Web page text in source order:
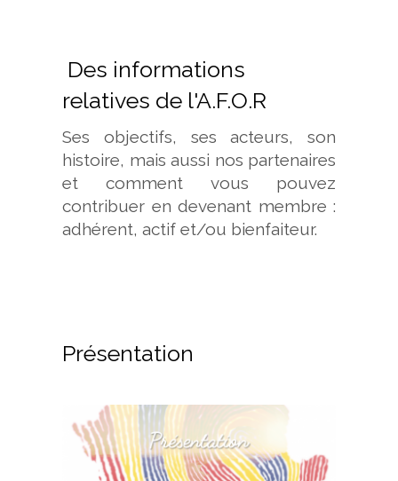
Des informations
relatives de l'A.F.O.R
Ses objectifs, ses acteurs, son
histoire, mais aussi nos partenaires
et comment vous pouvez
contribuer en devenant membre :
adhérent, actif et/ou bienfaiteur.
Présentation